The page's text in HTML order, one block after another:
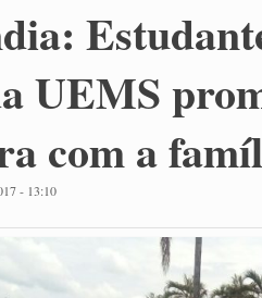
UEMS
com a
- 13:10